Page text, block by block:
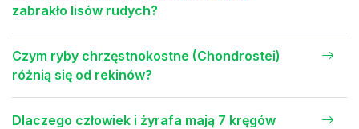
zabrakło lisów rudych?
Czym ryby chrzęstnokostne (Chondrostei)
różnią się od rekinów?
Dlaczego człowiek i żyrafa mają 7 kręgów